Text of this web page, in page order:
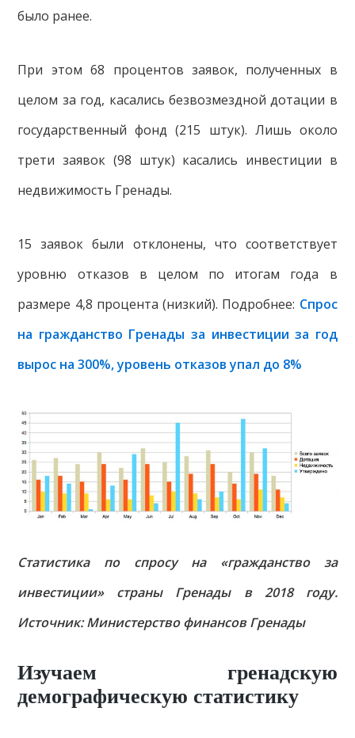
было ранее.
При этом 68 процентов заявок, полученных в
целом за год, касались безвозмездной дотации в
государственный фонд (215 штук). Лишь около
трети заявок (98 штук) касались инвестиции в
недвижимость Гренады.
15 заявок были отклонены, что соответствует
уровню отказов в целом по итогам года в
размере 4,8 процента (низкий). Подробнее: Спрос
на гражданство Гренады за инвестиции за год
вырос на 300%, уровень отказов упал до 8%
Статистика по спросу на «гражданство за
инвестиции» страны Гренады в 2018 году.
Источник: Министерство финансов Гренады
Изучаем гренадскую
демографическую статистику